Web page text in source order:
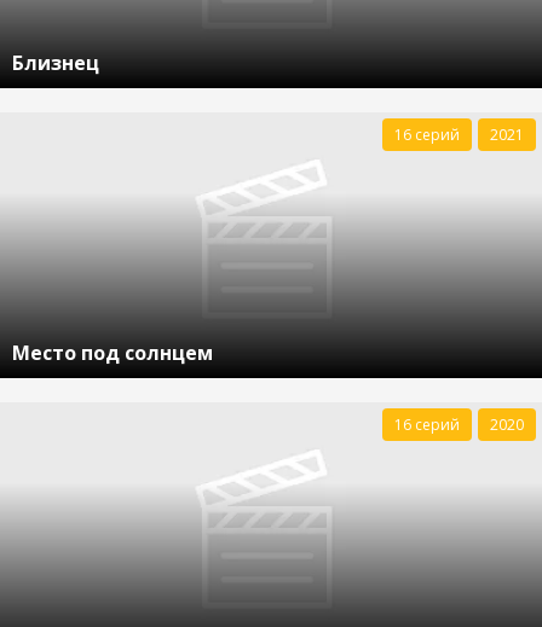
Близнец
Место под солнцем
16 серий 2021
16 серий 2020